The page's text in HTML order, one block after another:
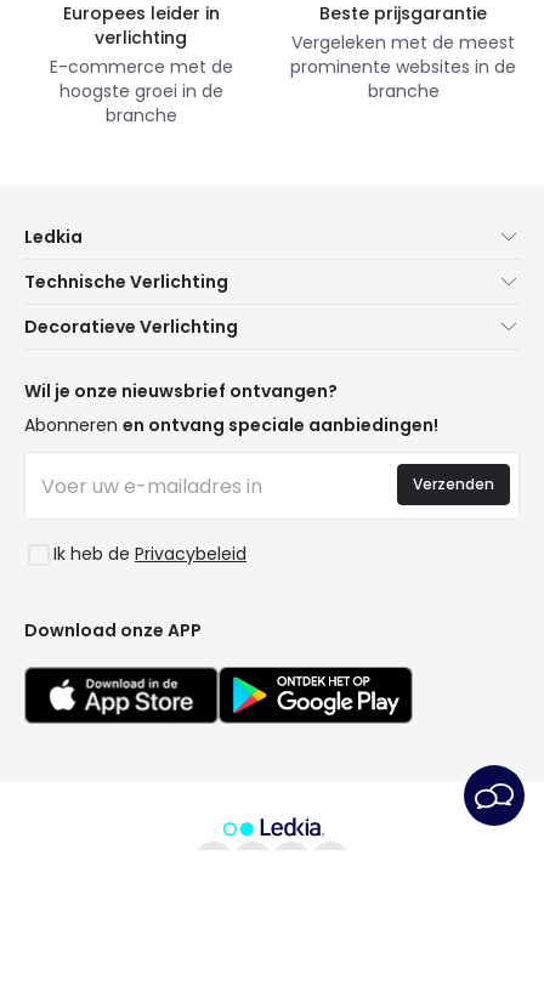
Europees leider in
verlichting
E-commerce met de
hoogste groei in de
branche
Beste prijsgarantie
Vergeleken met de meest
prominente websites in de
branche
Ledkia
Klantenservice
Verzendmethoden
Bent u een Professional?
Veelgestelde Vragen (FAQ)
Technische Verlichting
Merken
LED Besparingscalculator
Bedrijfsverlichting
Decoratieve Verlichting
Trends
Premium Decoratiemerken
Nieuwe Decoraties
Ruimtes
Stijlen
Collecties
Wil je onze nieuwsbrief ontvangen?
Abonneren en ontvang speciale aanbiedingen!
Ik heb de Privacybeleid
Verzenden
Download onze APP